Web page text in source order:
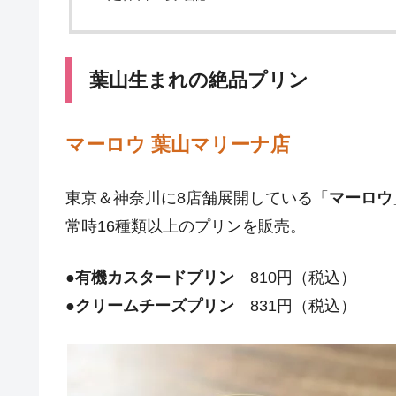
葉山生まれの絶品プリン
マーロウ 葉山マリーナ店
東京＆神奈川に8店舗展開している「 マーロウ
常時16種類以上のプリンを販売。
●有機カスタードプリン 810円（税込）
●クリームチーズプリン 831円（税込）